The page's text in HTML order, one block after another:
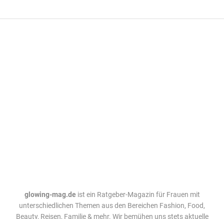
glowing-mag.de ist ein Ratgeber-Magazin für Frauen mit
unterschiedlichen Themen aus den Bereichen Fashion, Food,
Beauty, Reisen, Familie & mehr. Wir bemühen uns stets aktuelle